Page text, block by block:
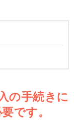
の手続きに
です。